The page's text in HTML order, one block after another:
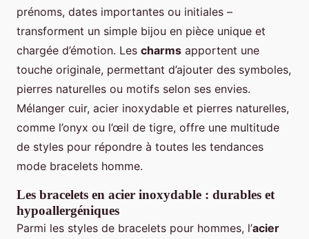
prénoms, dates importantes ou initiales –
transforment un simple bijou en pièce unique et
chargée d’émotion. Les charms apportent une
touche originale, permettant d’ajouter des symboles,
pierres naturelles ou motifs selon ses envies.
Mélanger cuir, acier inoxydable et pierres naturelles,
comme l’onyx ou l’œil de tigre, offre une multitude
de styles pour répondre à toutes les tendances
mode bracelets homme.
Les bracelets en acier inoxydable : durables et
hypoallergéniques
Parmi les styles de bracelets pour hommes, l’acier